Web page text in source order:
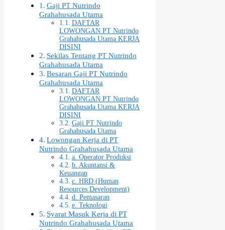
Gaji PT Nutrindo
Grahahusada Utama
DAFTAR
LOWONGAN PT Nutrindo
Grahahusada Utama KERJA
DISINI
Sekilas Tentang PT Nutrindo
Grahahusada Utama
Besaran Gaji PT Nutrindo
Grahahusada Utama
DAFTAR
LOWONGAN PT Nutrindo
Grahahusada Utama KERJA
DISINI
Gaji PT Nutrindo
Grahahusada Utama
Lowongan Kerja di PT
Nutrindo Grahahusada Utama
a. Operator Produksi
b. Akuntansi &
Keuangan
c. HRD (Human
Resources Development)
d. Pemasaran
e. Teknologi
Syarat Masuk Kerja di PT
Nutrindo Grahahusada Utama